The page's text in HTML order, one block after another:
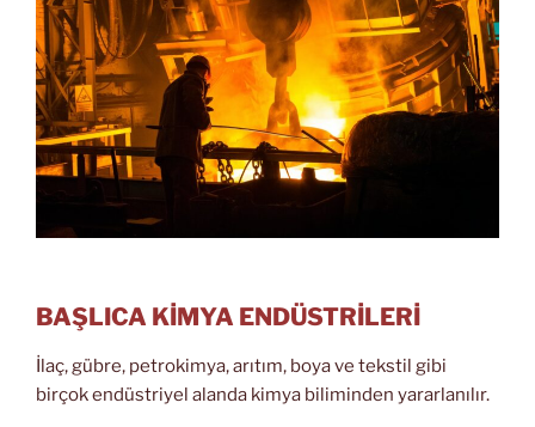
BAŞLICA KİMYA ENDÜSTRİLERİ
İlaç, gübre, petrokimya, arıtım, boya ve tekstil gibi
birçok endüstriyel alanda kimya biliminden yararlanılır.